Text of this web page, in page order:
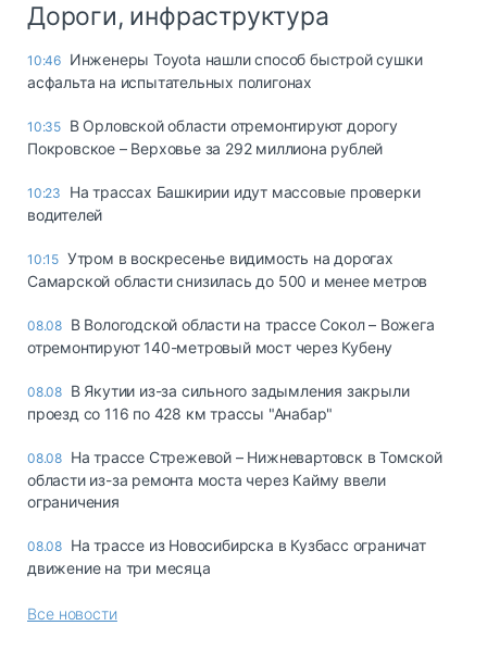
Дороги, инфраструктура
10:46 Инженеры Toyota нашли способ быстрой сушки
асфальта на испытательных полигонах
10:35 В Орловской области отремонтируют дорогу
Покровское – Верховье за 292 миллиона рублей
10:23
На трассах Башкирии идут массовые проверки
водителей
10:15 Утром в воскресенье видимость на дорогах
Самарской области снизилась до 500 и менее метров
08.08 В Вологодской области на трассе Сокол – Вожега
отремонтируют 140-метровый мост через Кубену
08.08 В Якутии из-за сильного задымления закрыли
проезд со 116 по 428 км трассы "Анабар"
08.08 На трассе Стрежевой – Нижневартовск в Томской
области из-за ремонта моста через Кайму ввели
ограничения
08.08 На трассе из Новосибирска в Кузбасс ограничат
движение на три месяца
Все новости